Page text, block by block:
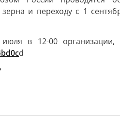
и переходу с 1
в 12-00 организации,
d